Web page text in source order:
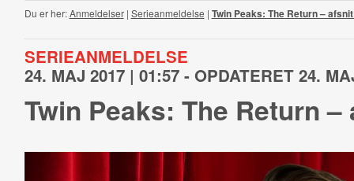
Du er her:Anmeldelser| Serieanmeldelse | Twin Peaks: The Return –
SERIEANMELDELSE
24. MAJ 2017 | 01:57 - OPDATERET 24.
Twin Peaks: The Return –